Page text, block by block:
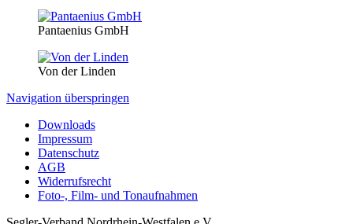
Pantaenius GmbH
Von der Linden
Navigation überspringen
Downloads
Impressum
Datenschutz
AGB
Widerrufsrecht
Foto-, Film- und Tonaufnahmen